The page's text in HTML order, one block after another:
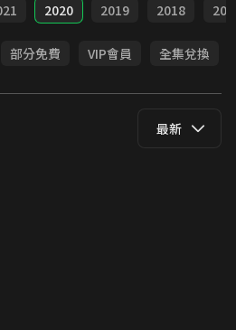
2020 2019 2018
部分免費 VIP會員 全集兌換
最新